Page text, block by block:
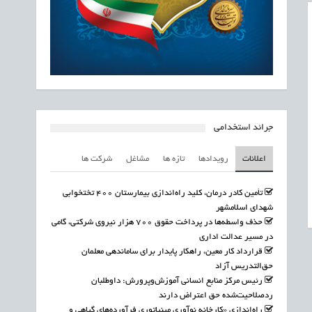
جرائد استخدامی
اعلانات رویدادها تازه ها مشاغل شرکت ها
تأمین کادر درمان، کلید راه‌اندازی بیمارستان ۴۰۰ تختخوابی
شهدای اسلامشهر
حذف واسطه‌ها در پرداخت حقوق ۷۰۰ هزار نیروی شرکتی، گامی
در مسیر عدالت اداری
قرارداد کار معین، راهکار پایدار برای ساماندهی معلمان
حق‌التدریس آزاد
رئیس مرکز منابع انسانی آموزش‌وپرورش: داوطلبان
ردصلاحیت‌شده حق اعتراض دارند